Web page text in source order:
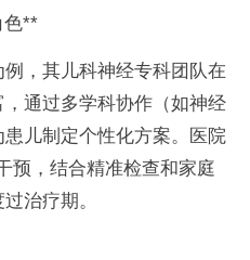
色**
，其儿科神经专科团队在
通过多学科协作（如神经
儿制定个性化方案。医院
预，结合精准检查和家庭
治疗期。